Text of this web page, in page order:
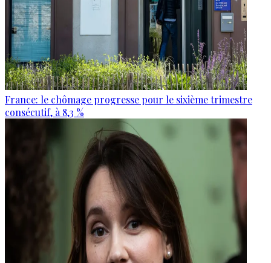
France: le chômage progresse pour le sixième trimestre
consécutif, à 8,3 %